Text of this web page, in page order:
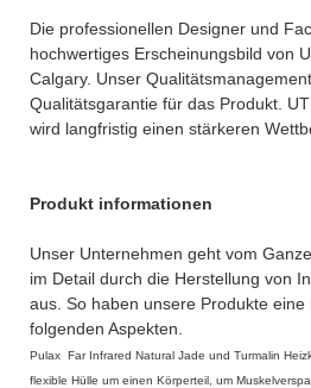
Die professionellen Designer und
hochwertiges Erscheinungsbild von
Calgary. Unser
Qualitätsgarantie für das Produkt.
wird langfristig einen stärkeren
Produkt informationen
Unser Unternehmen geht vom
im Detail durch die Herstellung von
aus. So haben unsere Produkte
folgenden Aspekten.
Pulax Far Infrared Natural Jade und Turmalin
flexible Hülle um einen Körperteil, um